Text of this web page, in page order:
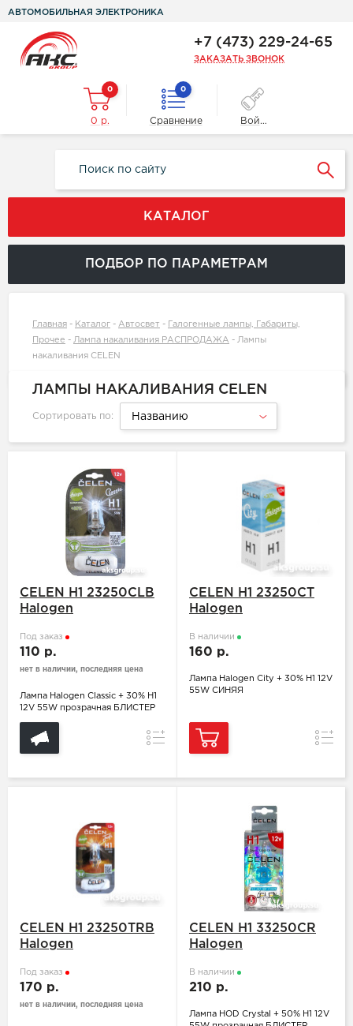
АВТОМОБИЛЬНАЯ ЭЛЕКТРОНИКА
+7 (473) 229-24-65
ЗАКАЗАТЬ ЗВОНОК
0
0 р.
0
Сравнение Войти
КАТАЛОГ
ПОДБОР ПО ПАРАМЕТРАМ
Главная - Каталог - Автосвет -
Галогенные лампы, Габариты,
Прочее - Лампа накаливания РАСПРОДАЖА - Лампы
накаливания CELEN
ЛАМПЫ НАКАЛИВАНИЯ CELEN
Сортировать по: Названию
CELEN H1 23250CLB
Halogen
Под заказ
110 р.
нет в наличии, последняя цена
Лампа Halogen Classic + 30% H1
12V 55W прозрачная БЛИСТЕР
Сравнение
CELEN H1 23250CT
Halogen
В наличии
160 р.
Лампа Halogen City + 30% H1 12V
55W СИНЯЯ
CELEN H1 23250TRB
Halogen
Под заказ
170 р.
нет в наличии, последняя цена
CELEN H1 33250CR
Halogen
В наличии
210 р.
Лампа HOD Crystal + 50% H1 12V